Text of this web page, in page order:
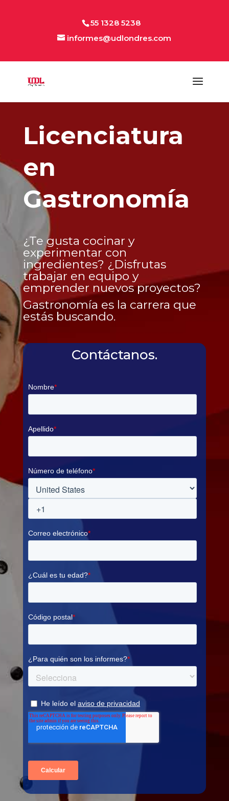
55 1328 5238
informes@udlondres.com
Licenciatura
en
Gastronomía
¿Te gusta cocinar y
experimentar con
ingredientes? ¿Disfrutas
trabajar en equipo y
emprender nuevos proyectos?
Gastronomía es la carrera que
estás buscando.
Contáctanos.